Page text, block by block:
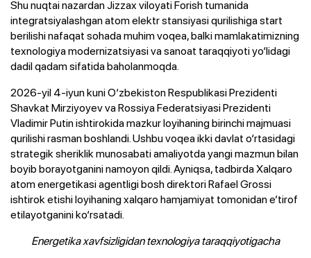
Shu nuqtai nazardan Jizzax viloyati Forish tumanida
integratsiyalashgan atom elektr stansiyasi qurilishiga start
berilishi nafaqat sohada muhim voqea, balki mamlakatimizning
texnologiya modernizatsiyasi va sanoat taraqqiyoti yo‘lidagi
dadil qadam sifatida baholanmoqda.
2026-yil 4-iyun kuni O‘zbekiston Respublikasi Prezidenti
Shavkat Mirziyoyev va Rossiya Federatsiyasi Prezidenti
Vladimir Putin ishtirokida mazkur loyihaning birinchi majmuasi
qurilishi rasman boshlandi. Ushbu voqea ikki davlat o‘rtasidagi
strategik sheriklik munosabati amaliyotda yangi mazmun bilan
boyib borayotganini namoyon qildi. Ayniqsa, tadbirda Xalqaro
atom energetikasi agentligi bosh direktori Rafael Grossi
ishtirok etishi loyihaning xalqaro hamjamiyat tomonidan e’tirof
etilayotganini ko‘rsatadi.
Energetika xavfsizligidan texnologiya taraqqiyotigacha